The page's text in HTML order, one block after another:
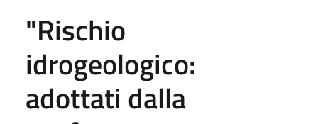
"Rischio
idrogeologico:
adottati dalla